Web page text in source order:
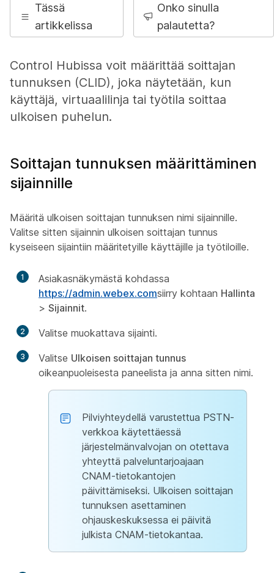
Tässä
artikkelissa
Onko sinulla
palautetta?
Control Hubissa voit määrittää soittajan
tunnuksen (CLID), joka näytetään, kun
käyttäjä, virtuaalilinja tai työtila soittaa
ulkoisen puhelun.
Soittajan tunnuksen määrittäminen
sijainnille
Määritä ulkoisen soittajan tunnuksen nimi sijainnille.
Valitse sitten sijainnin ulkoisen soittajan tunnus
kyseiseen sijaintiin määritetyille käyttäjille ja työtiloille.
1
Asiakasnäkymästä kohdassa
https://admin.webex.comsiirry kohtaan Hallinta
> Sijainnit.
2 Valitse muokattava sijainti.
3 Valitse Ulkoisen soittajan tunnus
oikeanpuoleisesta paneelista ja anna sitten nimi.
Pilviyhteydellä varustettua PSTN-
verkkoa käytettäessä
järjestelmänvalvojan on otettava
yhteyttä palveluntarjoajaan
CNAM-tietokantojen
päivittämiseksi. Ulkoisen soittajan
tunnuksen asettaminen
ohjauskeskuksessa ei päivitä
julkista CNAM-tietokantaa.